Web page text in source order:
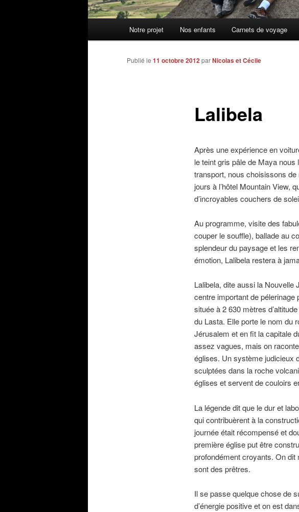
Notre projet Nos enfants Carnets de voyage
Lalibela
Publié le 11 octobre 2012parNicolas et Cécile
Après une expérience en
le teint gris pâle de Maya
transport, nous choisissons
jours à l’hôtel Mountain View,
d’incroyables couchers de
Au programme, visite des
couper le souffle), ballade au
splendeur du paysage et les
émotion, Lalibela restera à
Lalibela, dite aussi la Nouvelle
centre important de pélerinage
située à 2 630 mètres
du Lasta. Elle porte le nom du
Jérusalem et en fit la capitale
assez vagues, mais on
églises. Un système judicieux
sculptées dans la roche
églises et servent de couloirs
La légende dit que le dur et
qui contribuèrent à la
journée était récompensé et
première église put être
profondément croyants. On
sont des prêtres.
Il se passe quelque chose de
d’énergie positive et on est